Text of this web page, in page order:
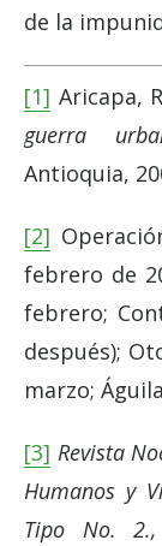
de la
[1] Aricapa,
guerra
Antioquia,
[2]
febrero de
febrero;
después);
marzo;
[3] Revista
Humanos y
Tipo No. 2.,